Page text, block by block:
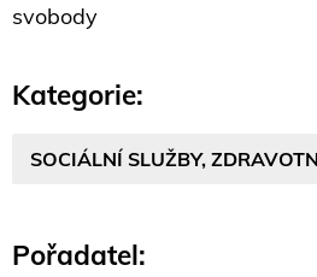
svobody
Kategorie:
SOCIÁLNÍ SLUŽBY,
Pořadatel: